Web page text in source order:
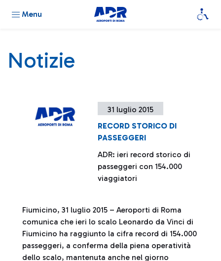
Menu
Notizie
31 luglio 2015
RECORD STORICO DI
PASSEGGERI
ADR: ieri record storico di
passeggeri con 154.000
viaggiatori
Fiumicino, 31 luglio 2015 – Aeroporti di Roma
comunica che ieri lo scalo Leonardo da Vinci di
Fiumicino ha raggiunto la cifra record di 154.000
passeggeri, a conferma della piena operatività
dello scalo, mantenuta anche nel giorno